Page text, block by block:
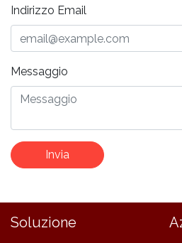
Indirizzo Email
Messaggio
Invia
Soluzione